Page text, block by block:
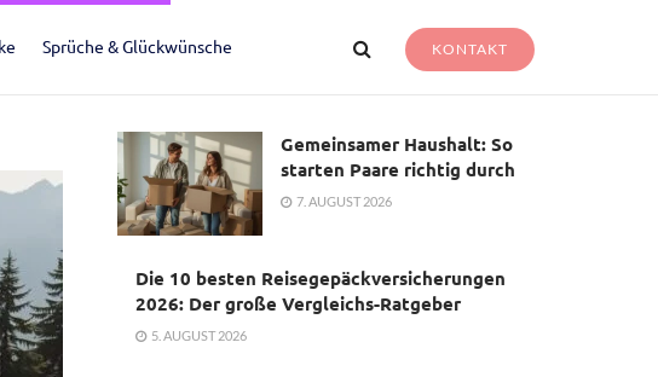
Sprüche & Glückwünsche KONTAKT
Gemeinsamer Haushalt: So
starten Paare richtig durch
7. AUGUST 2026
Die 10 besten Reisegepäckversicherungen
2026: Der große Vergleichs-Ratgeber
5. AUGUST 2026